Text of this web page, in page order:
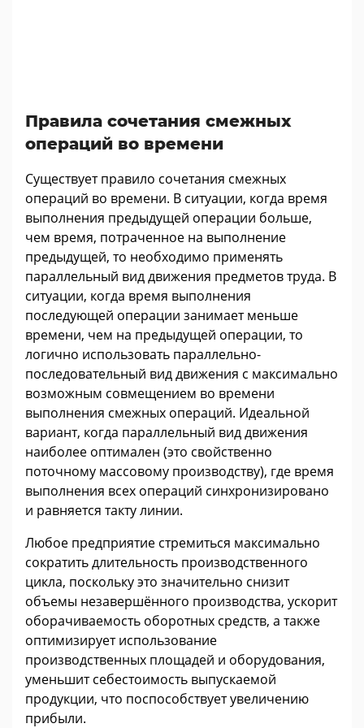
Правила сочетания смежных
операций во времени
Существует правило сочетания смежных
операций во времени. В ситуации, когда время
выполнения предыдущей операции больше,
чем время, потраченное на выполнение
предыдущей, то необходимо применять
параллельный вид движения предметов труда. В
ситуации, когда время выполнения
последующей операции занимает меньше
времени, чем на предыдущей операции, то
логично использовать параллельно-
последовательный вид движения с максимально
возможным совмещением во времени
выполнения смежных операций. Идеальной
вариант, когда параллельный вид движения
наиболее оптимален (это свойственно
поточному массовому производству), где время
выполнения всех операций синхронизировано
и равняется такту линии.
Любое предприятие стремиться максимально
сократить длительность производственного
цикла, поскольку это значительно снизит
объемы незавершённого производства, ускорит
оборачиваемость оборотных средств, а также
оптимизирует использование
производственных площадей и оборудования,
уменьшит себестоимость выпускаемой
продукции, что поспособствует увеличению
прибыли.